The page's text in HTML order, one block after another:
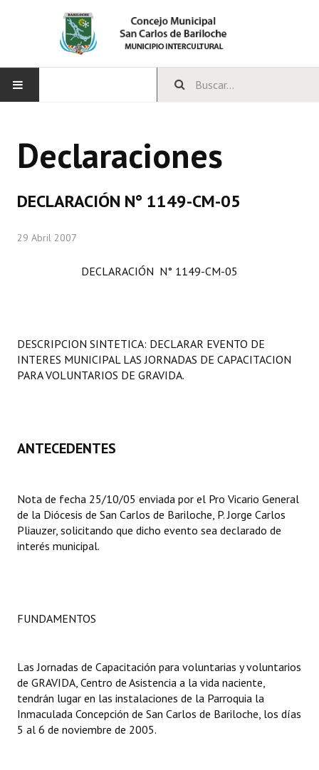
CONCEJO
Comisiones Especiales
LEGISLACIÓN
Carta Orgánica 2007
Digesto
Organigrama
Dictámenes Asesoría Letrada
Actas de Sesión
Informes de Unidad Coordinadora
Declaraciones
DECLARACIÓN N° 1149-CM-05
29 Abril 2007
DECLARACIÓN N° 1149-CM-05
DESCRIPCION SINTETICA: DECLARAR EVENTO DE
INTERES MUNICIPAL LAS JORNADAS DE CAPACITACION
PARA VOLUNTARIOS DE GRAVIDA.
ANTECEDENTES
Nota de fecha 25/10/05 enviada por el Pro Vicario General
de la Diócesis de San Carlos de Bariloche, P. Jorge Carlos
Pliauzer, solicitando que dicho evento sea declarado de
interés municipal.
FUNDAMENTOS
Las Jornadas de Capacitación para voluntarias y voluntarios
de GRAVIDA, Centro de Asistencia a la vida naciente,
tendrán lugar en las instalaciones de la Parroquia la
Inmaculada Concepción de San Carlos de Bariloche, los días
5 al 6 de noviembre de 2005.